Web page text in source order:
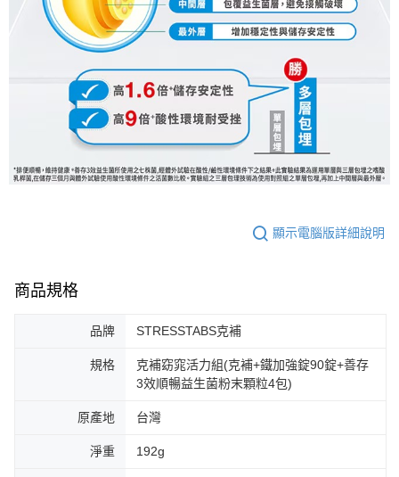
顯示電腦版詳細說明
商品規格
品牌 STRESSTABS克補
規格
克補窈窕活力組(克補+鐵加強錠90錠+善存
3效順暢益生菌粉末顆粒4包)
原產地 台灣
淨重 192g